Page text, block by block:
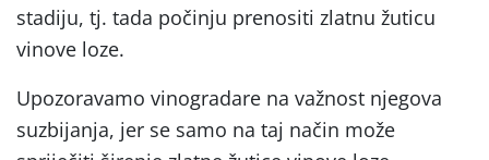
stadiju, tj. tada počinju prenositi zlatnu žuticu
vinove loze.
Upozoravamo vinogradare na važnost njegova
suzbijanja, jer se samo na taj način može